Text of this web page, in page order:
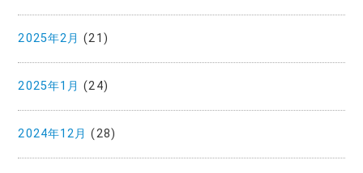
2025年2月 (21)
2025年1月 (24)
2024年12月 (28)